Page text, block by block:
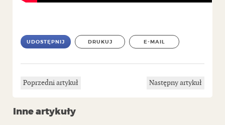
UDOSTĘPNIJ DRUKUJ E-MAIL
Poprzedni artykuł Następny artykuł
Inne artykuły